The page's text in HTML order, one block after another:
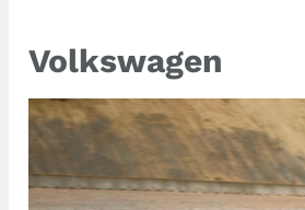
Volkswagen